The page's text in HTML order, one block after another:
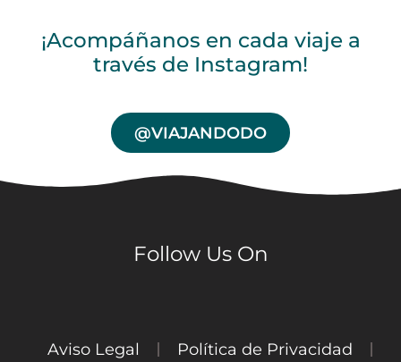
¡Acompáñanos en cada viaje a
través de Instagram!
@VIAJANDODO
Follow Us On
Aviso Legal Política de Privacidad